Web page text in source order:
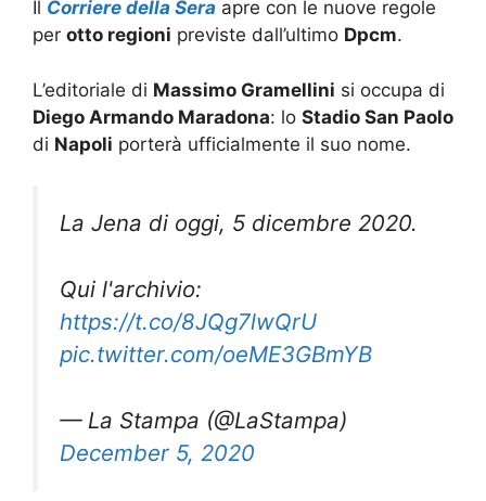
Il Corriere della Sera apre con le nuove regole
per otto regioni previste dall’ultimo Dpcm.
L’editoriale di Massimo Gramellini si occupa di
Diego Armando Maradona: lo Stadio San Paolo
di Napoli porterà ufficialmente il suo nome.
La Jena di oggi, 5 dicembre 2020.
Qui l'archivio:
https://t.co/8JQg7lwQrU
pic.twitter.com/oeME3GBmYB
— La Stampa (@LaStampa)
December 5, 2020